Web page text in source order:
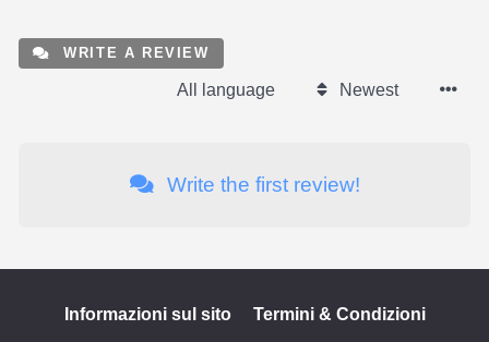
WRITE A REVIEW
All language Newest
Write the first review!
Informazioni sul sito Termini & Condizioni